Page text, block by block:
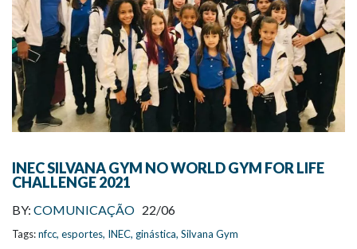
INEC SILVANA GYM NO WORLD GYM FOR LIFE
CHALLENGE 2021
BY: COMUNICAÇÃO 22/06
Tags:nfcc, esportes, INEC, ginástica, Silvana Gym